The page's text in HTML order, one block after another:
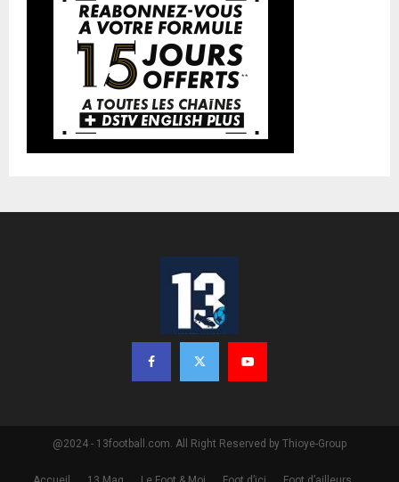
@2024 - 13football.com. All Right Reserved by Thioye-Group